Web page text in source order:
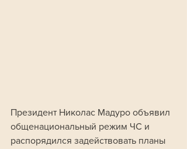
Президент Николас Мадуро объявил
общенациональный режим ЧС и
распорядился задействовать планы